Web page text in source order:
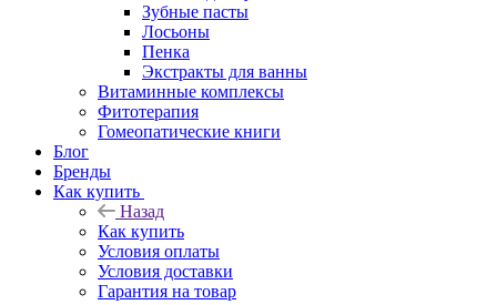
Зубные пасты
Лосьоны
Пенка
Экстракты для ванны
Витаминные комплексы
Фитотерапия
Гомеопатические книги
Блог
Бренды
Как купить
Назад
Как купить
Условия оплаты
Условия доставки
Гарантия на товар